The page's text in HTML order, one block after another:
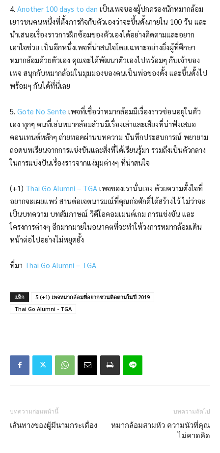
4. Another 100 days to dan เป็นเพจของผู้ปกครองนักหมากล้อม
เยาวชนคนหนึ่งที่ตั้งภารกิจกับตัวเองว่าจะขึ้นดั้งภายใน 100 วัน และ
นำเสนอเรื่องราวการฝึกซ้อมของตัวเองได้อย่างติดตามและอยาก
เอาใจช่วย เป็นอีกหนึ่งเพจที่น่าสนใจโดยเฉพาะอย่างยิ่งผู้ที่ศึกษา
หมากล้อมด้วยตัวเอง คุณจะได้พัฒนาตัวเองไปพร้อมๆ กับเจ้าของ
เพจ สนุกกับหมากล้อมในมุมมองของคนเป็นพ่อของดั้ง และขึ้นดั้งไป
พร้อมๆ กันได้ที่นี่เลย
5. Gote No Sente เพจที่เชื่อว่าหมากล้อมมีเรื่องราวซ่อนอยู่ในตัว
เอง ทุกๆ คนที่เล่นหมากล้อมล้วนมีเรื่องเล่าและเสียงที่น่าฟังเสมอ
คอนเทนต์หลักๆ ถ่ายทอดผ่านบทความ บันทึกประสบการณ์ พยายาม
ถอดบทเรียนจากการแข่งขันและสิ่งที่ได้เรียนรู้มา รวมถึงเป็นตัวกลาง
ในการแบ่งปันเรื่องราวจากแง่มุมต่างๆ ที่น่าสนใจ
(+1) Thai Go Alumni – TGA เพจของเรานั่นเอง ด้วยความตั้งใจที่
อยากจะเผยแพร่ สานต่อเจตนารมณ์ที่คุณก่อศักดิ์ได้สร้างไว้ ไม่ว่าจะ
เป็นบทความ บทสัมภาษณ์ วิดีโอคอมเมนต์เกม การแข่งขัน และ
โครงการต่างๆ อีกมากมายในอนาคตที่จะทำให้วงการหมากล้อมเดิน
หน้าต่อไปอย่างไม่หยุดยั้ง
ที่มา Thai Go Alumni – TGA
แท็ก
5 (+1) เพจหมากล้อมที่อยากชวนติดตามในปี 2019
Thai Go Alumni - TGA
บทความก่อนหน้านี้
เส้นทางของผู้มีนามกระเดื่อง
บทความถัดไป
หมากล้อมสามหัว ความนัวที่คุณ
ไม่คาดคิด